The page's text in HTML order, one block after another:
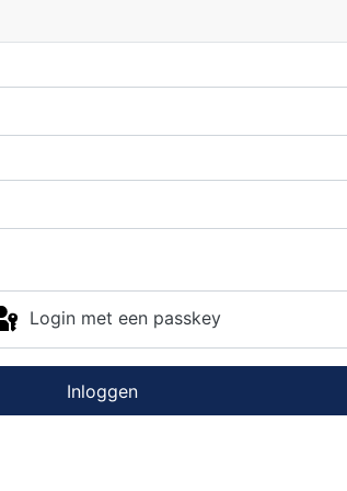
Login met een passkey
Inloggen